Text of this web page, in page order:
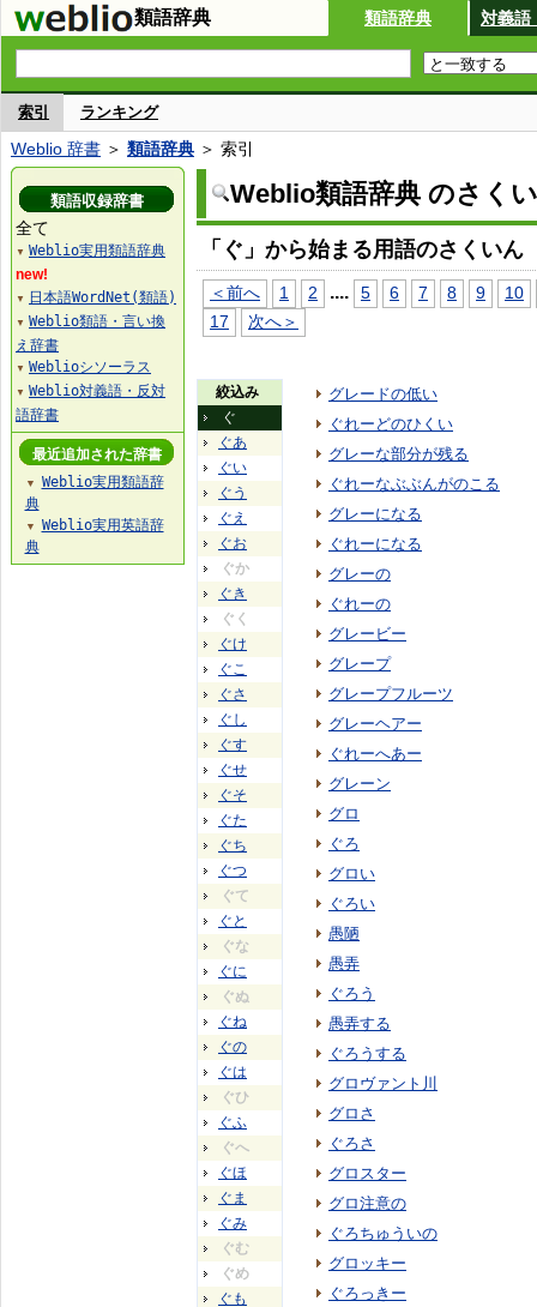
類語辞典 類語辞典 対義語
索引 ランキング
Weblio 辞書 ＞ 類語辞典 ＞ 索引
Weblio類語辞典 のさく
「ぐ」から始まる用語のさくいん
＜前へ 1 2 .... 5 6 7 8 9
10
17
次へ＞
絞込み
ぐ
ぐあ
ぐい
ぐう
ぐえ
ぐお
ぐか
ぐき
ぐく
ぐけ
ぐこ
ぐさ
ぐし
ぐす
ぐせ
ぐそ
ぐた
ぐち
ぐつ
ぐて
ぐと
ぐな
ぐに
ぐぬ
ぐね
ぐの
ぐは
ぐひ
ぐふ
ぐへ
ぐほ
ぐま
ぐみ
ぐむ
ぐめ
ぐも
グレードの低い
ぐれーどのひくい
グレーな部分が残る
ぐれーなぶぶんがのこる
グレーになる
ぐれーになる
グレーの
ぐれーの
グレービー
グレープ
グレープフルーツ
グレーヘアー
ぐれーへあー
グレーン
グロ
ぐろ
グロい
ぐろい
愚陋
愚弄
ぐろう
愚弄する
ぐろうする
グロヴァント川
グロさ
ぐろさ
グロスター
グロ注意の
ぐろちゅういの
グロッキー
ぐろっきー
類語収録辞書
全て
▼ Weblio実用類語辞典
new!
▼ 日本語WordNet(類語)
▼ Weblio類語・言い換
え辞書
▼ Weblioシソーラス
▼ Weblio対義語・反対
語辞書
最近追加された辞書
▼
Weblio実用類語辞
典
▼
Weblio実用英語辞
典